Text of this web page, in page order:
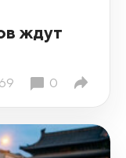
ждут
69 0